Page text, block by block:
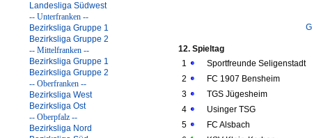
Landesliga Südwest
-- Unterfranken --
Bezirksliga Gruppe 1
Bezirksliga Gruppe 2
-- Mittelfranken --
Bezirksliga Gruppe 1
Bezirksliga Gruppe 2
-- Oberfranken --
Bezirksliga West
Bezirksliga Ost
-- Oberpfalz --
Bezirksliga Nord
12. Spieltag
1
Sportfreunde Seligenstadt
2
FC 1907 Bensheim
3
TGS Jügesheim
4
Usinger TSG
5
FC Alsbach